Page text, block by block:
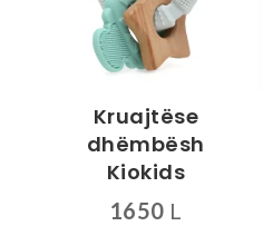
Kruajtëse
dhëmbësh
Kiokids
1650 L